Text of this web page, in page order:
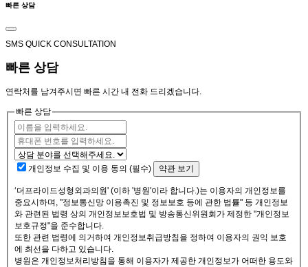
빠른 상담
SMS QUICK CONSULTATION
빠른 상담
연락처를 남겨주시면 빠른 시간 내 전화 드리겠습니다.
빠른 상담
개인정보 수집 및 이용 동의 (필수) 약관 보기
‘더프라이드성형외과의원' (이하 '병원'이라 합니다.)는 이용자의 개인정보를
중요시하며, "정보통신망 이용촉진 및 정보보호 등에 관한 법률" 등 개인정보
와 관련된 법령 상의 개인정보보호법 및 방송통신위원회가 제정한 "개인정보
보호규정"을 준수합니다.
또한 관련 법령에 의거하여 개인정보취급방침을 정하여 이용자의 권익 보호
에 최선을 다하고 있습니다.
병원은 개인정보처리방침을 통해 이용자가 제공한 개인정보가 어떠한 용도와